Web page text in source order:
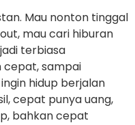
Mau nonton tinggal
mau cari hiburan
terbiasa
cepat, sampai
hidup berjalan
cepat punya uang,
bahkan cepat